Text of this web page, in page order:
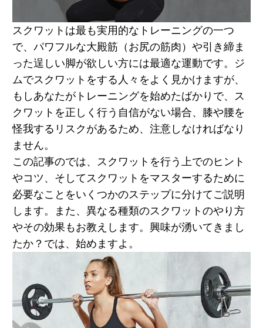
スクワットは最も実用的なトレーニングの一つ
で、パワフルな大殿筋（お尻の筋肉）や引き締ま
った逞しい脚が欲しい方には最適な運動です。ジ
ムでスクワットをする人々をよく見かけますが、
もしあなたがトレーニングを始めたばかりで、ス
クワットを正しく行う自信がない場合、膝や腰を
怪我するリスクがあるため、注意しなければなり
ません。
この記事のでは、スクワットを行う上でのヒント
やコツ、そしてスクワットをマスターするために
必要なことをいくつかのステップに分けてご説明
します。また、異なる種類のスクワットのやり方
やその効果もお教えします。興味が湧いてきまし
たか？では、始めますよ。